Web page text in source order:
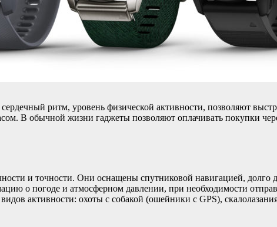
ритм, уровень физической активности, позволяют
В обычной жизни гаджеты позволяют оплачивать покупки
и точности. Они оснащены спутниковой навигацией, долго
о погоде и атмосферном давлении, при необходимости
активности: охоты с собакой (ошейники с GPS),